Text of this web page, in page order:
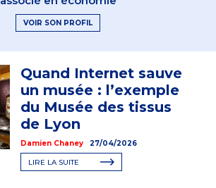
VOIR SON PROFIL
Quand Internet sauve
un musée : l’exemple
du Musée des tissus
de Lyon
Damien Chaney 27/04/2026
LIRE LA SUITE